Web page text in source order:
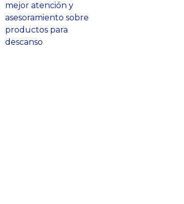
mejor atención y
asesoramiento sobre
productos para
descanso